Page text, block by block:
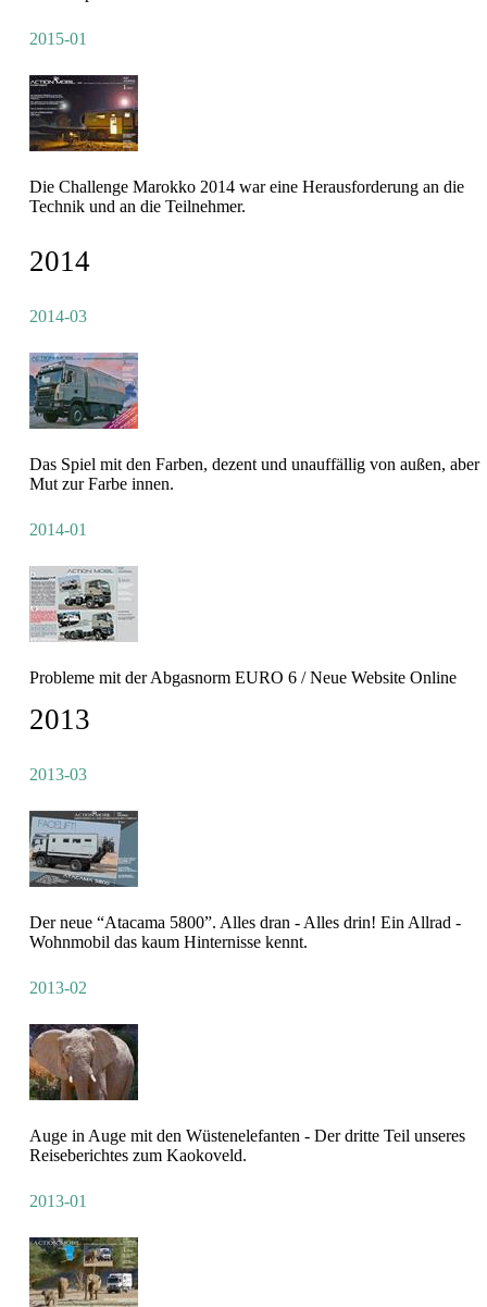
2015-01
Die Challenge Marokko 2014 war eine Herausforderung an die
Technik und an die Teilnehmer.
2014
2014-03
Das Spiel mit den Farben, dezent und unauffällig von außen, aber
Mut zur Farbe innen.
2014-01
Probleme mit der Abgasnorm EURO 6 / Neue Website Online
2013
2013-03
Der neue “Atacama 5800”. Alles dran - Alles drin! Ein Allrad -
Wohnmobil das kaum Hinternisse kennt.
2013-02
Auge in Auge mit den Wüstenelefanten - Der dritte Teil unseres
Reiseberichtes zum Kaokoveld.
2013-01